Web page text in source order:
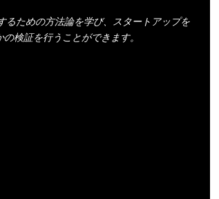
ための方法論を学び、スタートアップを
検証を行うことができます。